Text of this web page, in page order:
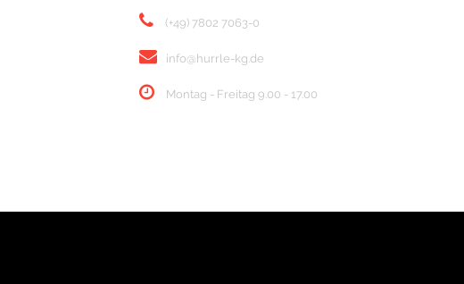
(+49) 7802 7063-0
info@hurrle-kg.de
Montag - Freitag 9.00 - 17.00